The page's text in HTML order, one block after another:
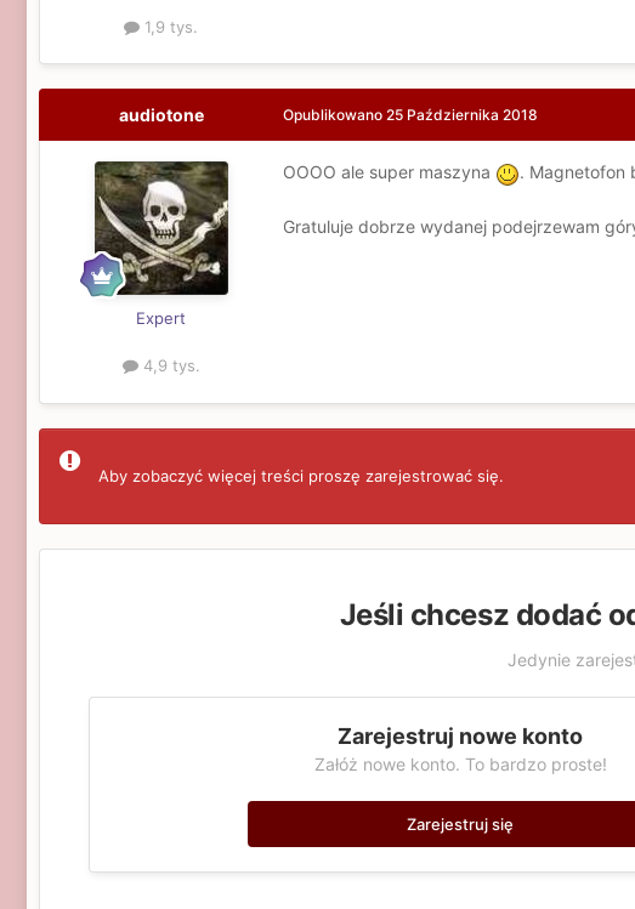
1,9 tys.
audiotone
Expert
4,9 tys.
Opublikowano 25 Października 2018
OOOO ale super maszyna . Magnetofon
Gratuluje dobrze wydanej podejrzewam
Aby zobaczyć więcej treści proszę zarejestrować się.
Jeśli chcesz dodać
Jedynie
Zarejestruj nowe konto
Załóż nowe konto. To bardzo proste!
Zarejestruj się